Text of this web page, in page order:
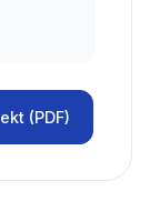
(PDF)